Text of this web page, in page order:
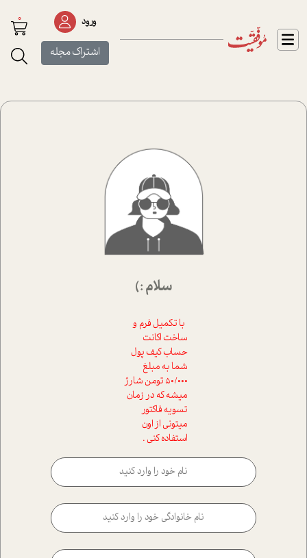
ورود
اشتراک مجله
0
سلام :)
با تکمیل فرم و
ساخت اکانت
حساب کیف پول
شما به مبلغ
50/000 تومن شارژ
میشه که در زمان
تسویه فاکتور
میتونی از اون
استفاده کنی .